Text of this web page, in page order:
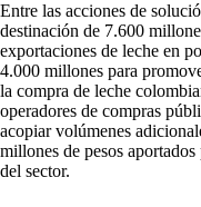
Entre las acciones de
destinación de 7.600
exportaciones de leche en
4.000 millones para
la compra de leche
operadores de compras
acopiar volúmenes
millones de pesos
del sector.